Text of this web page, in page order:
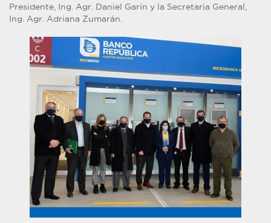
Presidente, Ing. Agr. Daniel Garín y la Secretaria General,
Ing. Agr. Adriana Zumarán.